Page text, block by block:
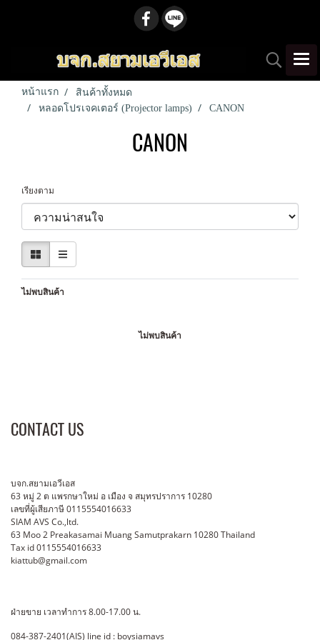
หน้าแรก
สินค้าทั้งหมด
หลอดโปรเจคเตอร์ (Projector lamps)
CANON
CANON
เรียงตาม
ไม่พบสินค้า
ไม่พบสินค้า
CONTACT US
บจก.สยามเอวีเอส
63 หมู่ 2 ต แพรกษาใหม่ อ เมือง จ สมุทรปราการ 10280
เลขที่ผู้เสียภาษี 0115554016633
SIAM AVS Co.,ltd.
63 Moo 2 Preakasamai Muang Samutprakarn 10280 Thailand
Tax id 0115554016633
kiattub@gmail.com
ฝ่ายขาย เวลาทำการ 8.00-17.00 น.
084-387-2401(AIS) line id : boysiamavs